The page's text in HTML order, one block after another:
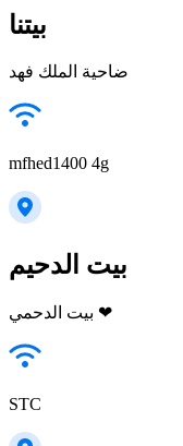
بيتنا
ضاحية الملك فهد
mfhed1400 4g
بيت الدحيم
بيت الدحمي ❤
STC